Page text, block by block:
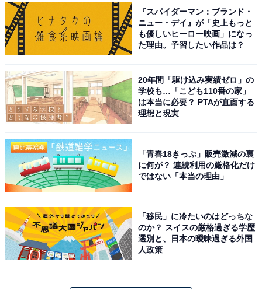
『スパイダーマン：ブランド・
ニュー・デイ』が「史上もっと
も優しいヒーロー映画」になっ
た理由。予習したい作品は？
20年間「駆け込み実績ゼロ」の
学校も…「こども110番の家」
は本当に必要？ PTAが直面する
理想と現実
「青春18きっぷ」販売激減の裏
に何が？ 連続利用の厳格化だけ
ではない「本当の理由」
「移民」に冷たいのはどっちな
のか？ スイスの厳格過ぎる学歴
選別と、日本の曖昧過ぎる外国
人政策